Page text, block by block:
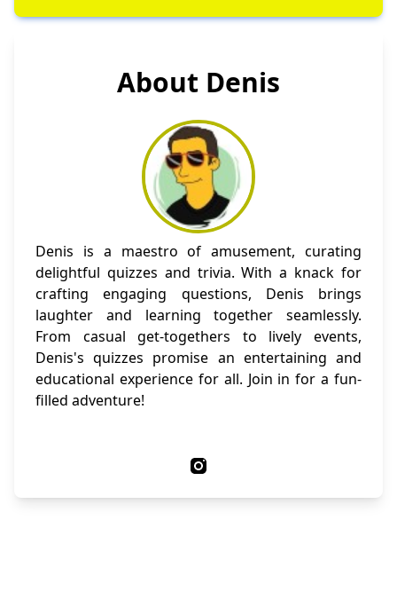
About Denis
Denis is a maestro of amusement, curating
delightful quizzes and trivia. With a knack for
crafting engaging questions, Denis brings
laughter and learning together seamlessly.
From casual get-togethers to lively events,
Denis's quizzes promise an entertaining and
educational experience for all. Join in for a fun-
filled adventure!